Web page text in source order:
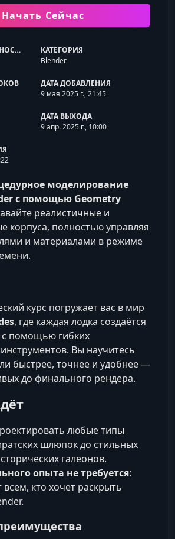
Начать Сейчас
ПРОДОЛЖИТЕЛЬНОСТЬ
КАТЕГОРИЯ
Blender
ДАТА ДОБАВЛЕНИЯ
9 мая 2025 г., 21:45
ДАТА ВЫХОДА
9 апр. 2025 г., 10:00
моделирование
с помощью Geometry
реалистичные и
корпуса, полностью управляя
и материалами в режиме
курс погружает вас в мир
, где каждая лодка создаётся
с помощью гибких
Вы научитесь
быстрее, точнее и удобнее —
до финального рендера.
любые типы
шлюпок до стильных
галеонов.
опыта не требуется:
всем, кто хочет раскрыть